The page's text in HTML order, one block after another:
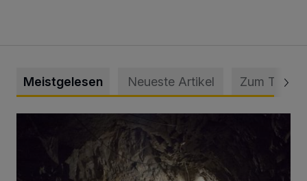
Meistgelesen Neueste Artikel Zum Thema